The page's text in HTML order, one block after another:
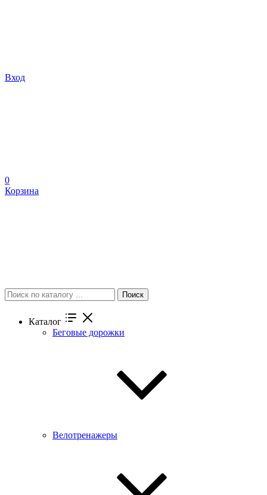
Вход
0
Корзина
Поиск
Каталог
Беговые дорожки
Велотренажеры